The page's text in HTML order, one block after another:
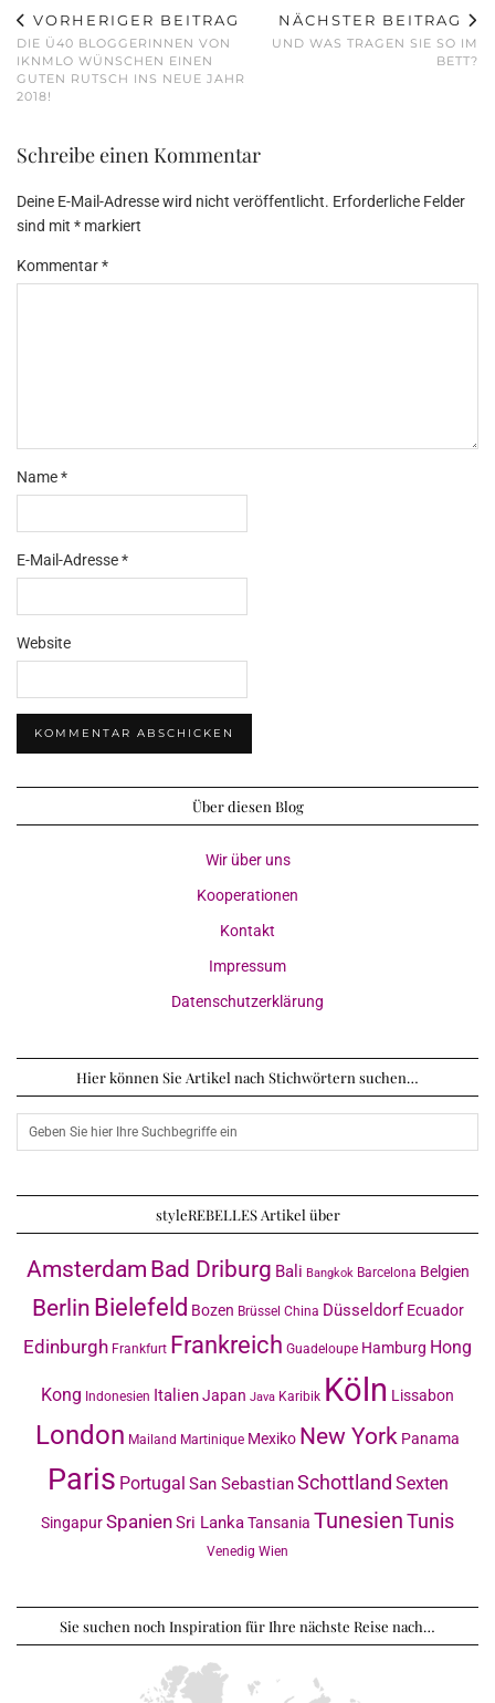
VORHERIGER BEITRAG
DIE Ü40 BLOGGERINNEN VON
IKNMLO WÜNSCHEN EINEN
GUTEN RUTSCH INS NEUE JAHR
2018!
NÄCHSTER BEITRAG
UND WAS TRAGEN SIE SO IM
BETT?
Schreibe einen Kommentar
Deine E-Mail-Adresse wird nicht veröffentlicht. Erforderliche Felder
sind mit * markiert
Kommentar*
Name*
E-Mail-Adresse*
Website
Über diesen Blog
Wir über uns
Kooperationen
Kontakt
Impressum
Datenschutzerklärung
Hier können Sie Artikel nach Stichwörtern suchen…
styleREBELLES Artikel über
Amsterdam Bad Driburg Bali Bangkok Barcelona Belgien
Berlin Bielefeld Bozen Brüssel China Düsseldorf Ecuador
Edinburgh Frankfurt Frankreich Guadeloupe Hamburg Hong
Kong Indonesien ItalienJapan Java Karibik Köln Lissabon
London Mailand Martinique Mexiko New York Panama
Paris Portugal San SebastianSchottland Sexten
SingapurSpanienSri LankaTansania TunesienTunis
Venedig Wien
Sie suchen noch Inspiration für Ihre nächste Reise nach…